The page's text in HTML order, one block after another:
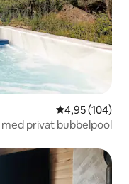
4,95 av 5 i
4,95 (104)
privat bubbelpool